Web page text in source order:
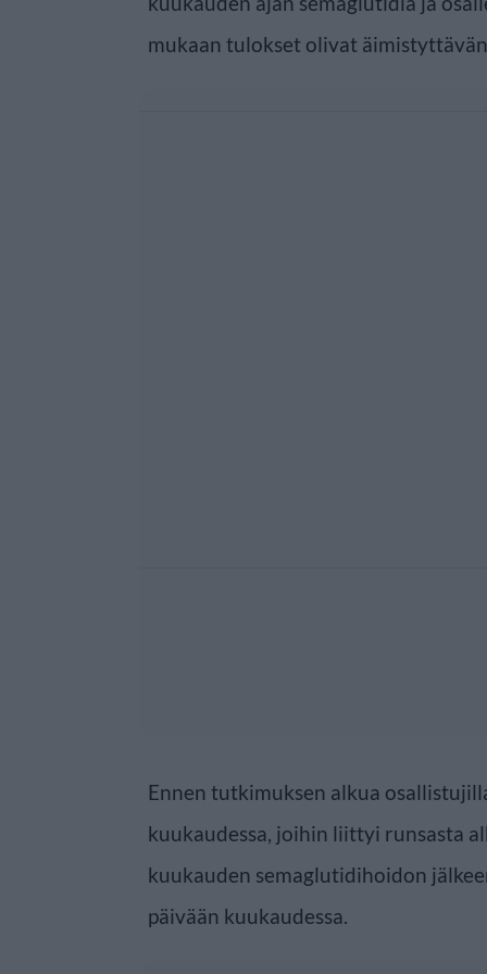
mukaan tulokset olivat äimistyttävän
Ennen tutkimuksen alkua
kuukaudessa, joihin liittyi runsasta
kuukauden semaglutidihoidon
päivään kuukaudessa.